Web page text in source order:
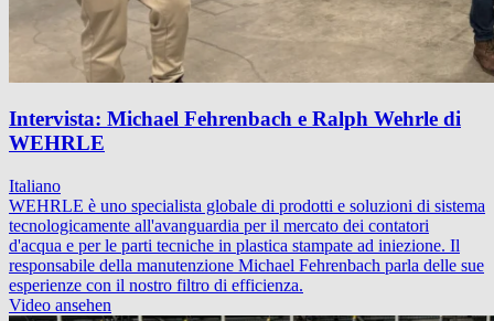
Intervista: Michael Fehrenbach e Ralph Wehrle di
WEHRLE
Italiano
WEHRLE è uno specialista globale di prodotti e soluzioni di sistema
tecnologicamente all'avanguardia per il mercato dei contatori
d'acqua e per le parti tecniche in plastica stampate ad iniezione. Il
responsabile della manutenzione Michael Fehrenbach parla delle sue
esperienze con il nostro filtro di efficienza.
Video ansehen